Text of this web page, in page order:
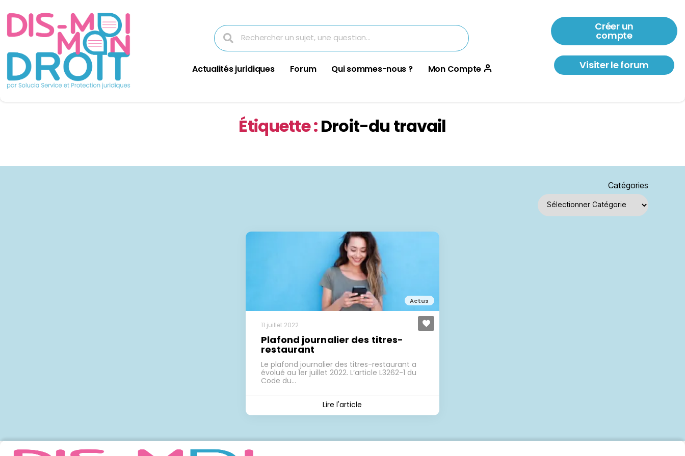
Actualités juridiques Forum Qui sommes-nous ? Mon Compte
Créer un
compte
Visiter le forum
Étiquette :Droit-du travail
Catégories
Actus
11 juillet 2022
Plafond journalier des titres-
restaurant
Le plafond journalier des titres-restaurant a
évolué au 1er juillet 2022. L’article L3262-1 du
Code du…
Lire l'article